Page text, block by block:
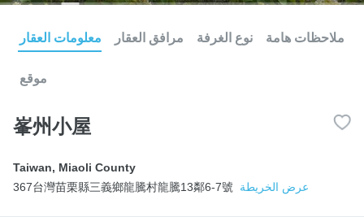
معلومات العقار مرافق العقار نوع الغرفة ملاحظات هامة
موقع
峯州小屋
Taiwan, Miaoli County
367台灣苗栗縣三義鄉龍騰村龍騰13鄰6-7號
عرض الخريطة